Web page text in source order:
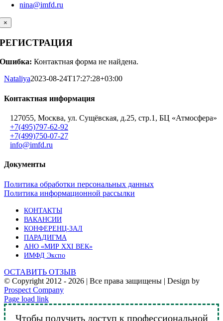
nina@imfd.ru
×
РЕГИСТРАЦИЯ
Ошибка: Контактная форма не найдена.
Nataliya2023-08-24T17:27:28+03:00
Контактная информация
127055, Москва, ул. Сущёвская, д.25, стр.1, БЦ «Атмосфера»
+7(495)797-62-92
+7(499)750-07-27
info@imfd.ru
Документы
Политика обработки персональных данных
Политика информационной рассылки
КОНТАКТЫ
ВАКАНСИИ
КОНФЕРЕНЦ-ЗАЛ
ПАРАДИГМА
АНО «МИР XXI ВЕК»
ИМФД Экспо
ОСТАВИТЬ ОТЗЫВ
© Copyright 2012 - 2026 | Все права защищены | Design by
Prospect Company
Vk
Telegram
YouTube
Email
Page load link
Чтобы получить доступ к профессиональной